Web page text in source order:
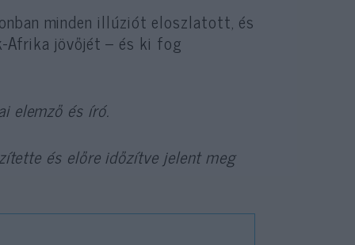
minden illúziót eloszlatott, és
jövőjét – és ki fog
elemző és író.
és előre időzítve jelent meg